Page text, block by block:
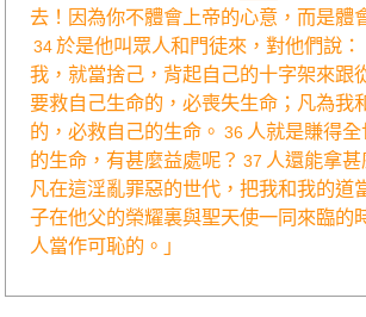
去！因為你不體會上帝的心意，而是體
34於是他叫眾人和門徒來，對他們說
我，就當捨己，背起自己的十字架來跟
要救自己生命的，必喪失生命；凡為我
的，必救自己的生命。 36 人就是賺得
的生命，有甚麼益處呢？ 37 人還能拿
凡在這淫亂罪惡的世代，把我和我的道
子在他父的榮耀裏與聖天使一同來臨的
人當作可恥的。」